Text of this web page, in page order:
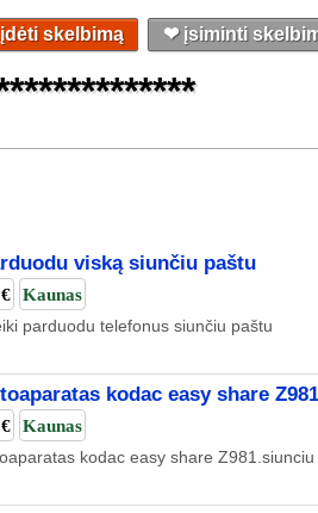
įdėti skelbimą ❤︎ įsiminti
viską siunčiu paštu
Kaunas
parduodu telefonus siunčiu paštu
kodac easy share
Kaunas
kodac easy share Z981.siunciu